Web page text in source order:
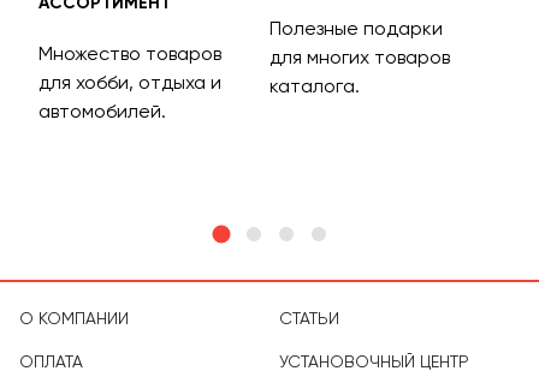
Множество товаров
для хобби, отдыха и
автомобилей.
Полезные подарки
для многих товаров
каталога.
О КОМПАНИИ
ОПЛАТА
СТАТЬИ
УСТАНОВОЧНЫЙ ЦЕНТР